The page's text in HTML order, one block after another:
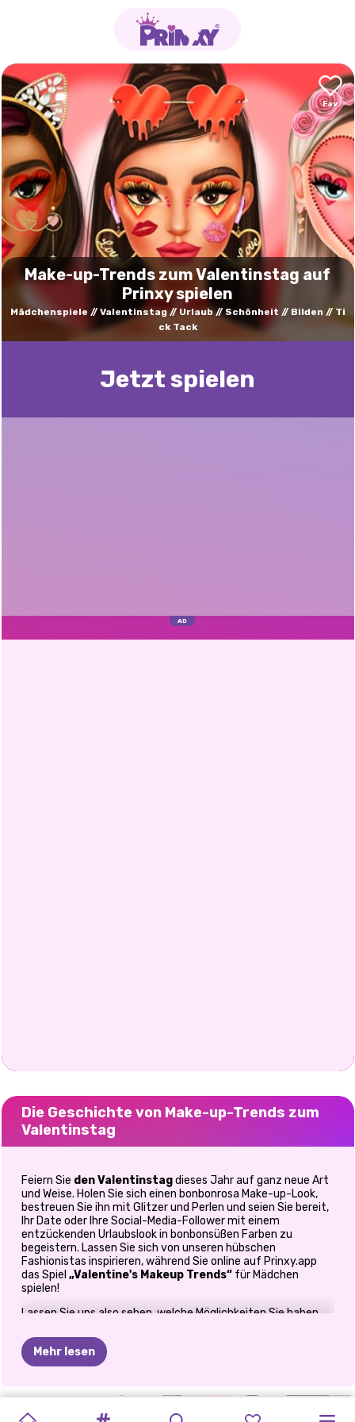
Make-up-Trends zum Valentinstag auf
Prinxy spielen
Mädchenspiele Valentinstag Urlaub Schönheit Bilden
Ti
ck Tack
Jetzt spielen
Die Geschichte von Make-up-Trends zum
Valentinstag
Feiern Sie den Valentinstagdieses Jahr auf ganz neue Art
und Weise. Holen Sie sich einen bonbonrosa Make-up-Look,
bestreuen Sie ihn mit Glitzer und Perlen und seien Sie bereit,
Ihr Date oder Ihre Social-Media-Follower mit einem
entzückenden Urlaubslook in bonbonsüßen Farben zu
begeistern. Lassen Sie sich von unseren hübschen
Fashionistas inspirieren, während Sie online auf Prinxy.app
das Spiel „Valentine's Makeup Trends“für Mädchen
spielen!
Lassen Sie uns also sehen, welche Möglichkeiten Sie haben.
Spielund seien Sie bereit, drei einzigartige Make-up-Looks
zu entdecken, die an diesem
Wows sorgen werden. Egal, ob Sie diesen Tag mit Ihrer
coolen Make-up-Ideen feiern möchten, Sie werden das Beste
Mehr lesen
HALLOWEEN-
HARLEY HARLEY
BFFS MÄRCHEN